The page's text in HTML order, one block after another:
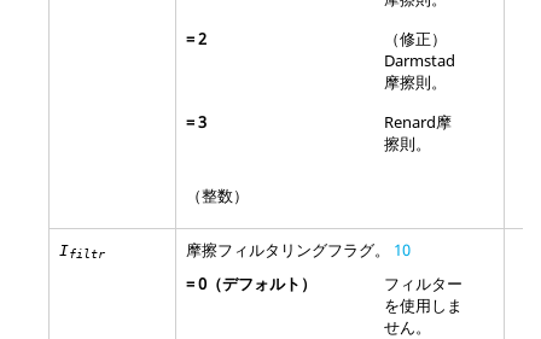
=2
（修正）
Darmstad
摩擦則。
=3
Renard摩
擦則。
（整数）
Ifiltr 摩擦フィルタリングフラグ。 10
=0 （デフォルト）
フィルター
を使用しま
せん。